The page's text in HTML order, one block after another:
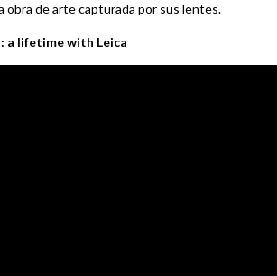
obra de arte capturada por sus lentes.
a lifetime with Leica